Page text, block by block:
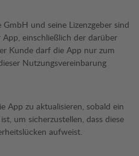
und seine Lizenzgeber sind
einschließlich der darüber
Kunde darf die App nur zum
Nutzungsvereinbarung
App zu aktualisieren, sobald ein
um sicherzustellen, dass diese
aufweist.